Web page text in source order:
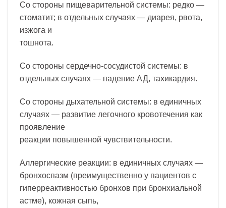
Со стороны пищеварительной системы: редко —
стоматит; в отдельных случаях — диарея, рвота,
изжога и
тошнота.
Со стороны сердечно-сосудистой системы: в
отдельных случаях — падение АД, тахикардия.
Со стороны дыхательной системы: в единичных
случаях — развитие легочного кровотечения как
проявление
реакции повышенной чувствительности.
Аллергические реакции: в единичных случаях —
бронхоспазм (преимущественно у пациентов с
гиперреактивностью бронхов при бронхиальной
астме), кожная сыпь,